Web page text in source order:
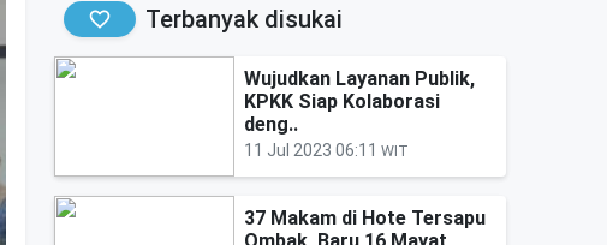
Terbanyak disukai
Wujudkan Layanan Publik,
KPKK Siap Kolaborasi
deng..
11 Jul 2023 06:11 WIT
37 Makam di Hote Tersapu